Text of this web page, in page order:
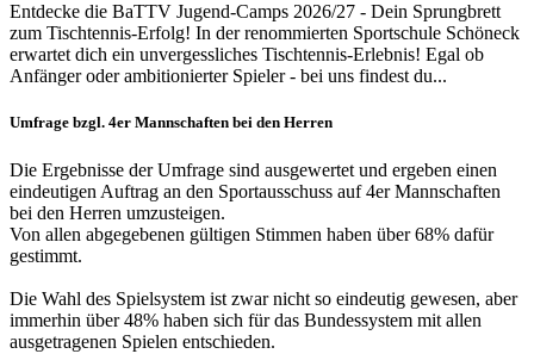
Entdecke die BaTTV Jugend-Camps 2026/27 - Dein Sprungbrett
zum Tischtennis-Erfolg! In der renommierten Sportschule Schöneck
erwartet dich ein unvergessliches Tischtennis-Erlebnis! Egal ob
Anfänger oder ambitionierter Spieler - bei uns findest du...
Umfrage bzgl. 4er Mannschaften bei den Herren
Die Ergebnisse der Umfrage sind ausgewertet und ergeben einen
eindeutigen Auftrag an den Sportausschuss auf 4er Mannschaften
bei den Herren umzusteigen.
Von allen abgegebenen gültigen Stimmen haben über 68% dafür
gestimmt.
Die Wahl des Spielsystem ist zwar nicht so eindeutig gewesen, aber
immerhin über 48% haben sich für das Bundessystem mit allen
ausgetragenen Spielen entschieden.